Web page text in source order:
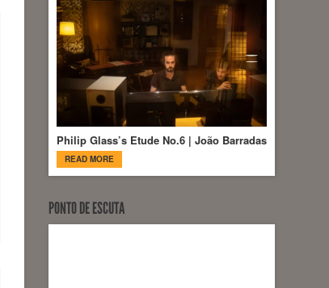
Philip Glass’s Etude No.6 | João Barradas
READ MORE
PONTO DE ESCUTA